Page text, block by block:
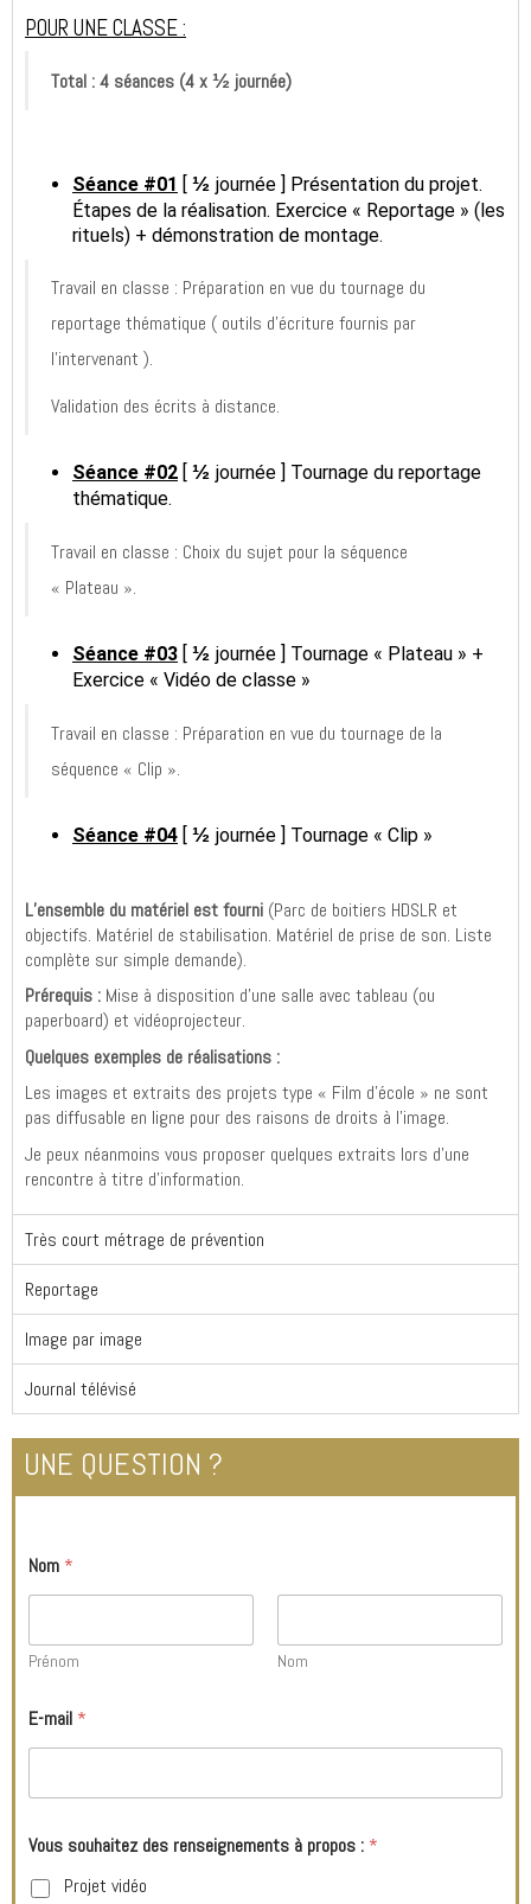
POUR UNE CLASSE :
Total : 4 séances (4 x ½ journée)
Séance #01 [ ½ journée ] Présentation du projet.
Étapes de la réalisation. Exercice « Reportage » (les
rituels) + démonstration de montage.
Travail en classe : Préparation en vue du tournage du
reportage thématique ( outils d’écriture fournis par
l’intervenant ).
Validation des écrits à distance.
Séance #02 [ ½ journée ] Tournage du reportage
thématique.
Travail en classe : Choix du sujet pour la séquence
« Plateau ».
Séance #03 [ ½ journée ] Tournage « Plateau » +
Exercice « Vidéo de classe »
Travail en classe : Préparation en vue du tournage de la
séquence « Clip ».
Séance #04 [ ½ journée ] Tournage « Clip »
L’ensemble du matériel est fourni (Parc de boitiers HDSLR et
objectifs. Matériel de stabilisation. Matériel de prise de son. Liste
complète sur simple demande).
Prérequis : Mise à disposition d’une salle avec tableau (ou
paperboard) et vidéoprojecteur.
Quelques exemples de réalisations :
Les images et extraits des projets type « Film d’école » ne sont
pas diffusable en ligne pour des raisons de droits à l’image.
Je peux néanmoins vous proposer quelques extraits lors d’une
rencontre à titre d’information.
Très court métrage de prévention
Reportage
Image par image
Journal télévisé
UNE QUESTION ?
Nom *
Prénom Nom
E-mail *
Vous souhaitez des renseignements à propos : *
Projet vidéo